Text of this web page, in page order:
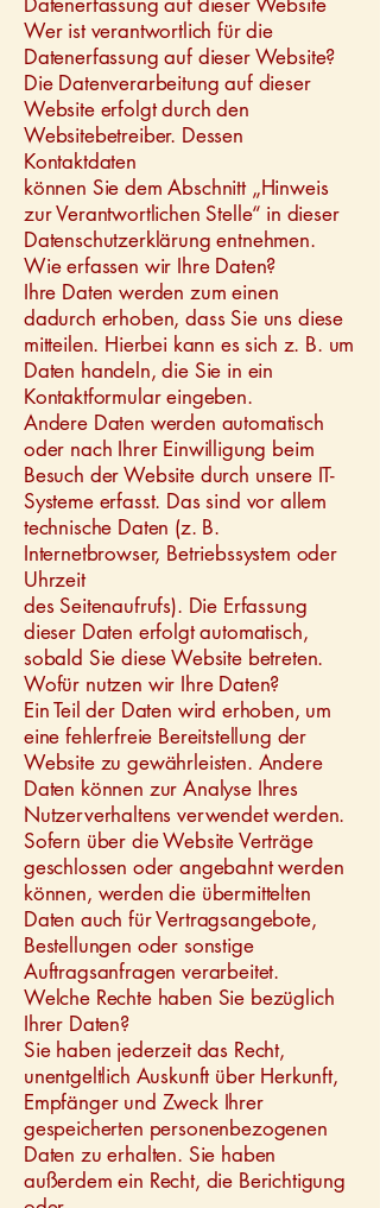
Wer ist verantwortlich für die
Datenerfassung auf dieser Website?
Die Datenverarbeitung auf dieser
Website erfolgt durch den
Websitebetreiber. Dessen
Kontaktdaten
können Sie dem Abschnitt „Hinweis
zur Verantwortlichen Stelle“ in dieser
Datenschutzerklärung entnehmen.
Wie erfassen wir Ihre Daten?
Ihre Daten werden zum einen
dadurch erhoben, dass Sie uns diese
mitteilen. Hierbei kann es sich z. B. um
Daten handeln, die Sie in ein
Kontaktformular eingeben.
Andere Daten werden automatisch
oder nach Ihrer Einwilligung beim
Besuch der Website durch unsere IT-
Systeme erfasst. Das sind vor allem
technische Daten (z. B.
Internetbrowser, Betriebssystem oder
Uhrzeit
des Seitenaufrufs). Die Erfassung
dieser Daten erfolgt automatisch,
sobald Sie diese Website betreten.
Wofür nutzen wir Ihre Daten?
Ein Teil der Daten wird erhoben, um
eine fehlerfreie Bereitstellung der
Website zu gewährleisten. Andere
Daten können zur Analyse Ihres
Nutzerverhaltens verwendet werden.
Sofern über die Website Verträge
geschlossen oder angebahnt werden
können, werden die übermittelten
Daten auch für Vertragsangebote,
Bestellungen oder sonstige
Auftragsanfragen verarbeitet.
Welche Rechte haben Sie bezüglich
Ihrer Daten?
Sie haben jederzeit das Recht,
unentgeltlich Auskunft über Herkunft,
Empfänger und Zweck Ihrer
gespeicherten personenbezogenen
Daten zu erhalten. Sie haben
außerdem ein Recht, die Berichtigung